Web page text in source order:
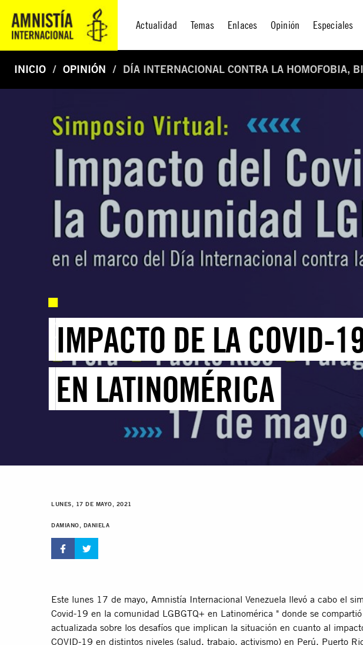
Actualidad Temas Enlaces Opinión Especiales
INICIO OPINIÓN DÍA INTERNACIONAL CONTRA LA HOMOFOBIA,
IMPACTO DE LA COVID-
EN LATINOMÉRICA
LUNES, 17 DE MAYO, 2021
DAMIANO, DANIELA
Este lunes 17 de mayo, Amnistía Internacional Venezuela llevó a cabo el
Covid-19 en la comunidad LGBGTQ+ en Latinomérica " donde se
actualizada sobre los desafíos que implican la situación en cuanto al
COVID-19 en distintos niveles (salud, trabajo, activismo) en Perú, Puerto